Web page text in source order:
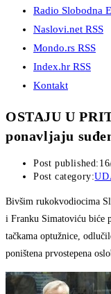
Radio Slobodna
Naslovi.net RSS
Mondo.rs RSS
Index.hr RSS
Kontakt
OSTAJU U
ponavljaju
Post published:
Post category:
Bivšim rukokvodiocima
i Franku Simatoviću biće
tačkama optužnice,
poništena prvostepena